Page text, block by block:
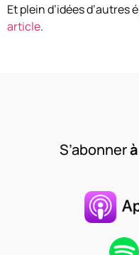
Et plein d’idées d’autres
article.
S’abonnerà